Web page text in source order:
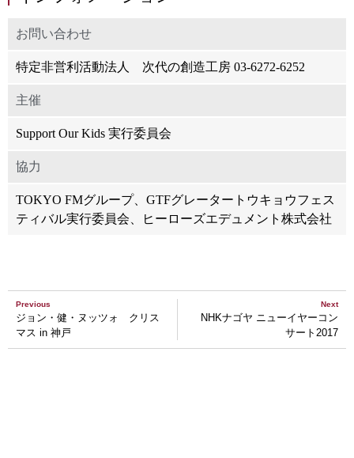
お問い合わせ
特定非営利活動法人 次代の創造工房 03-6272-6252
主催
Support Our Kids 実行委員会
協力
TOKYO FMグループ、GTFグレータートウキョウフェス
ティバル実行委員会、ヒーローズエデュメント株式会社
Previous
ジョン・健・ヌッツォ クリス
マス in 神戸
Next
NHKナゴヤ ニューイヤーコン
サート2017